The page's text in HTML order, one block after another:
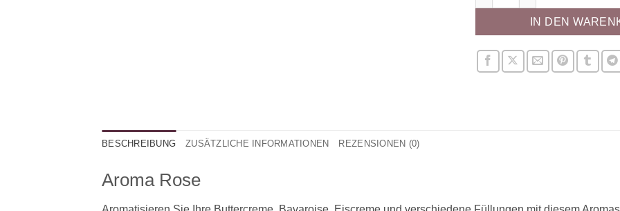
IN DEN
BESCHREIBUNG ZUSÄTZLICHE INFORMATIONEN REZENSIONEN (0)
Aroma Rose